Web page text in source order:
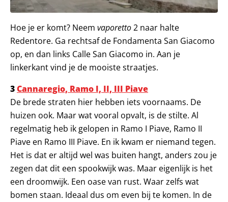
Hoe je er komt? Neem vaporetto2 naar halte
Redentore. Ga rechtsaf de Fondamenta San Giacomo
op, en dan links Calle San Giacomo in. Aan je
linkerkant vind je de mooiste straatjes.
3Cannaregio, Ramo I, II, III Piave
De brede straten hier hebben iets voornaams. De
huizen ook. Maar wat vooral opvalt, is de stilte. Al
regelmatig heb ik gelopen in Ramo I Piave, Ramo II
Piave en Ramo III Piave. En ik kwam er niemand tegen.
Het is dat er altijd wel was buiten hangt, anders zou je
zegen dat dit een spookwijk was. Maar eigenlijk is het
een droomwijk. Een oase van rust. Waar zelfs wat
bomen staan. Ideaal dus om even bij te komen. In de